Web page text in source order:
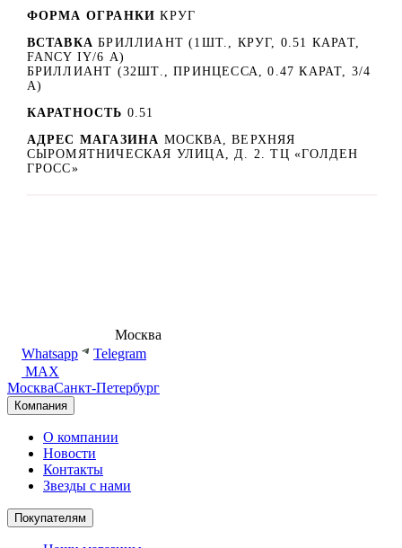
ФОРМА ОГРАНКИ КРУГ
ВСТАВКА БРИЛЛИАНТ (1ШТ., КРУГ, 0.51 КАРАТ,
FANCY IY/6 А)
БРИЛЛИАНТ (32ШТ., ПРИНЦЕССА, 0.47 КАРАТ, 3/4
А)
КАРАТНОСТЬ 0.51
АДРЕС МАГАЗИНА МОСКВА, ВЕРХНЯЯ
СЫРОМЯТНИЧЕСКАЯ УЛИЦА, Д. 2. ТЦ «ГОЛДЕН
ГРОСС»
Москва
Whatsapp
Telegram
MAX
МоскваСанкт-Петербург
Компания
О компании
Новости
Контакты
Звезды с нами
Покупателям